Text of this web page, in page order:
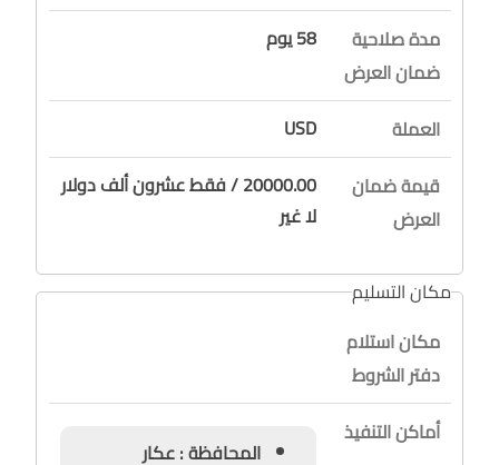
مدة صلاحية
ضمان العرض
58 يوم
العملة
USD
قيمة ضمان
العرض
20000.00 / فقط عشرون ألف دولار
لا غير
مكان التسليم
مكان استلام
دفتر الشروط
أماكن التنفيذ
المحافظة : عكار